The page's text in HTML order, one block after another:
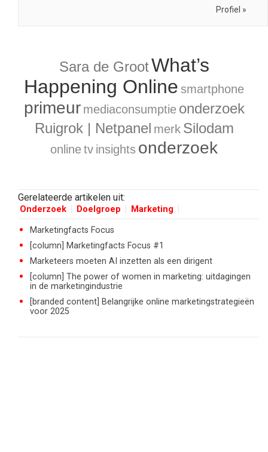
Profiel »
Sara de GrootWhat’s
Happening Online smartphone
primeur mediaconsumptie onderzoek
Ruigrok | Netpanel merk Silodam
onlinetv insights onderzoek
Gerelateerde artikelen uit:
Onderzoek Doelgroep Marketing
Marketingfacts Focus
[column] Marketingfacts Focus #1
Marketeers moeten AI inzetten als een dirigent
[column] The power of women in marketing: uitdagingen
in de marketingindustrie
[branded content] Belangrijke online marketingstrategieën
voor 2025